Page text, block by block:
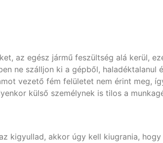
az egész jármű feszültség alá kerül,
ne szálljon ki a gépből,
vezető fém felületet nem érint meg,
külső személynek is tilos a
kigyullad, akkor úgy kell kiugrania,